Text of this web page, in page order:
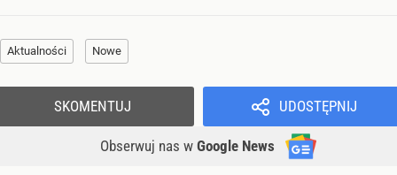
Aktualności Nowe
UDOSTĘPNIJ
Obserwuj nas w Google News
SKOMENTUJ